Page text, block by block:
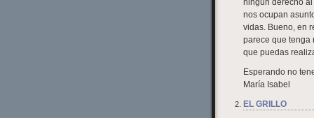
ningún derecho
nos ocupan
vidas. Bueno, en
parece que tenga
que puedas
Esperando no
María Isabel
EL GRILLO